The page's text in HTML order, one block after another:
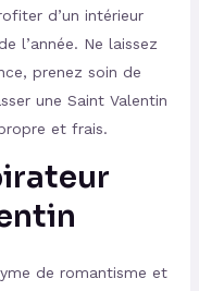
d’un intérieur
l’année. Ne laissez
prenez soin de
une Saint Valentin
et frais.
de romantisme et